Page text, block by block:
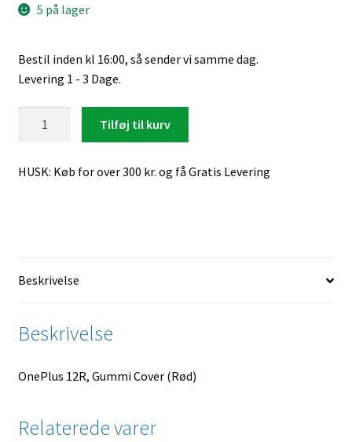
5 på lager
Bestil inden kl 16:00, så sender vi samme dag.
Levering 1 - 3 Dage.
Cover
Tilføj til kurv
HUSK: Køb for over 300 kr. og få Gratis Levering
Beskrivelse
Beskrivelse
OnePlus 12R, Gummi Cover (Rød)
Relaterede varer